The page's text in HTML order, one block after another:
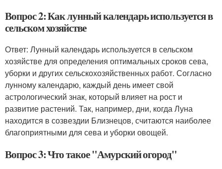
Вопрос 2: Как лунный календарь используется в
сельском хозяйстве
Ответ: Лунный календарь используется в сельском
хозяйстве для определения оптимальных сроков сева,
уборки и других сельскохозяйственных работ. Согласно
лунному календарю, каждый день имеет свой
астрологический знак, который влияет на рост и
развитие растений. Так, например, дни, когда Луна
находится в созвездии Близнецов, считаются наиболее
благоприятными для сева и уборки овощей.
Вопрос 3: Что такое "Амурский огород"